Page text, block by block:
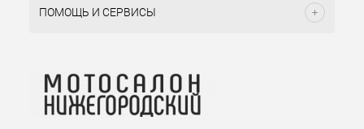
ПОМОЩЬ И СЕРВИСЫ